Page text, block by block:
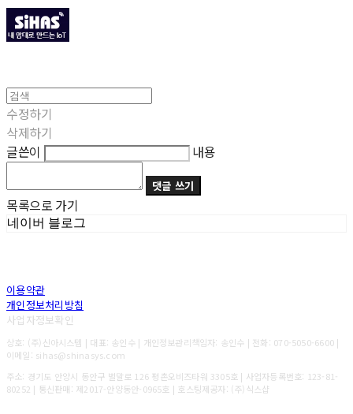
수정하기
삭제하기
글쓴이
내용
댓글 쓰기
목록으로 가기
네이버 블로그
이용약관
개인정보처리방침
사업자정보확인
상호: (주)신아시스템 | 대표: 송인수 | 개인정보관리책임자: 송인수 | 전화: 070-5050-6600 |
이메일: sihas@shinasys.com
주소: 경기도 안양시 동안구 벌말로 126 평촌오비즈타워 3305호 | 사업자등록번호: 123-81-
80252 | 통신판매: 제2017-안양동안-0965호 | 호스팅제공자: (주)식스샵